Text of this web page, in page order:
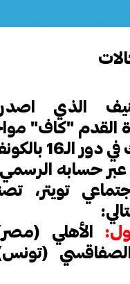
الذي
القدم "كاف"
بالكونفدرالية.
عبر حسابه
تويتر،
الأهلي
(تونس)